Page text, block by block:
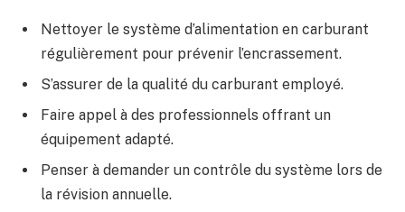
Nettoyer le système d’alimentation en carburant
régulièrement pour prévenir l’encrassement.
S’assurer de la qualité du carburant employé.
Faire appel à des professionnels offrant un
équipement adapté.
Penser à demander un contrôle du système lors de
la révision annuelle.